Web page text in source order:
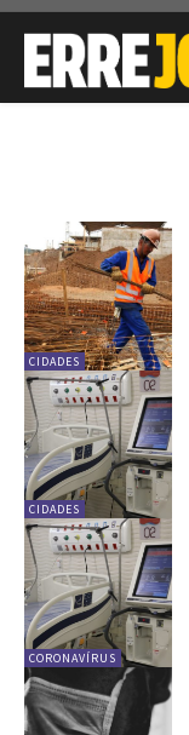
CIDADES
CIDADES
CORONAVÍRUS